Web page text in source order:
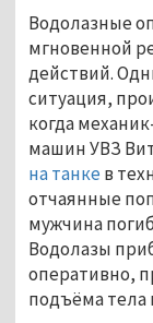
Водолазные
мгновенной
действий.
ситуация,
когда
машин УВЗ
на танке в
отчаянные
мужчина
Водолазы
оперативно,
подъёма тела